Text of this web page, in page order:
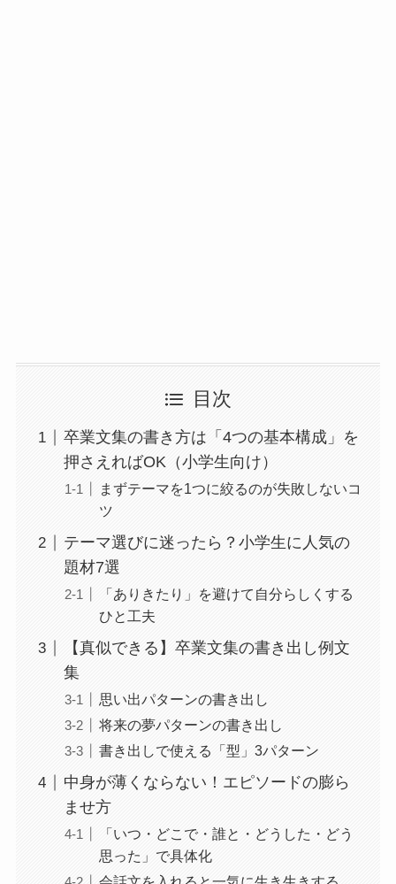
目次
卒業文集の書き方は「4つの基本構成」を
押さえればOK（小学生向け）
まずテーマを1つに絞るのが失敗しないコ
ツ
テーマ選びに迷ったら？小学生に人気の
題材7選
「ありきたり」を避けて自分らしくする
ひと工夫
【真似できる】卒業文集の書き出し例文
集
思い出パターンの書き出し
将来の夢パターンの書き出し
書き出しで使える「型」3パターン
中身が薄くならない！エピソードの膨ら
ませ方
「いつ・どこで・誰と・どうした・どう
思った」で具体化